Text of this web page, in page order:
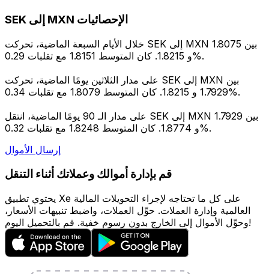
SEK إلى MXN الإحصائيات
خلال الأيام السبعة الماضية، تحركت SEK إلى MXN بين 1.8075
و 1.8215. كان المتوسط 1.8151 مع تقلبات 0.29%.
على مدار الثلاثين يومًا الماضية، تحركت SEK إلى MXN بين
1.7929 و 1.8215. كان المتوسط 1.8079 مع تقلبات 0.34%.
على مدار الـ 90 يومًا الماضية، انتقل SEK إلى MXN بين 1.7929
و 1.8774. كان المتوسط 1.8248 مع تقلبات 0.32%.
إرسال الأموال
قم بإدارة أموالك وعملاتك أثناء التنقل
يحتوي تطبيق Xe على كل ما تحتاجه لإجراء التحويلات المالية
العالمية وإدارة العملات. حوِّل العملات، واضبط تنبيهات الأسعار،
وحوِّل الأموال إلى الخارج بدون رسوم خفية. قم بالتحميل اليوم!